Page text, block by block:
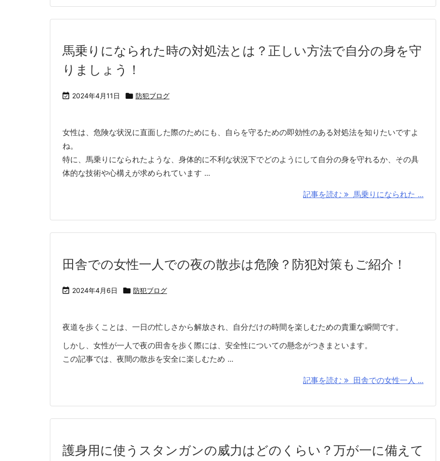
馬乗りになられた時の対処法とは？正しい方法で自分の身を守
りましょう！
 2024年4月11日  防犯ブログ
女性は、危険な状況に直面した際のためにも、自らを守るための即効性のある対処法を知りたいですよ
ね。
特に、馬乗りになられたような、身体的に不利な状況下でどのようにして自分の身を守れるか、その具
体的な技術や心構えが求められています ...
記事を読む 馬乗りになられた ...
田舎での女性一人での夜の散歩は危険？防犯対策もご紹介！
 2024年4月6日  防犯ブログ
夜道を歩くことは、一日の忙しさから解放され、自分だけの時間を楽しむための貴重な瞬間です。
しかし、女性が一人で夜の田舎を歩く際には、安全性についての懸念がつきまといます。
この記事では、夜間の散歩を安全に楽しむため ...
記事を読む 田舎での女性一人 ...
護身用に使うスタンガンの威力はどのくらい？万が一に備えて